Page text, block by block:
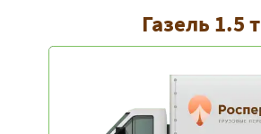
Газель 1.5 т